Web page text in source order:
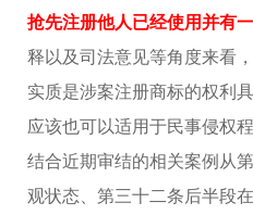
抢先注册他人已经使用并有
释以及司法意见等角度来看
实质是涉案注册商标的权利
应该也可以适用于民事侵权
结合近期审结的相关案例从
观状态、第三十二条后半段